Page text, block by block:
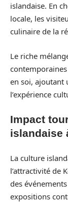
islandaise. En
locale, les
culinaire de la
Le riche
en soi, ajoutant
l’expérience
Impact
islandaise
La culture
l’attractivité de
des
expositions